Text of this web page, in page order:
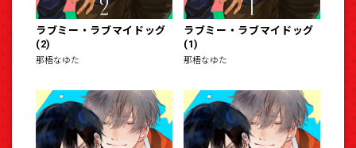
ラブミー・ラブマイドッグ
(2)
那梧なゆた
ラブミー・ラブマイドッグ
(1)
那梧なゆた